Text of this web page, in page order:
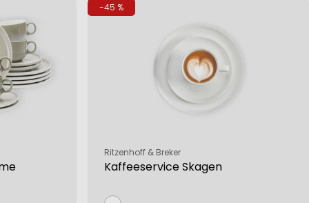
-45 %
Kaffeeservice Skagen
Verkäufer:
Ritzenhoff & Breker